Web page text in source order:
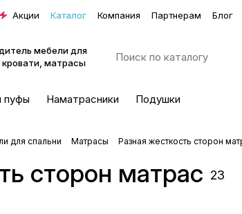
Акции Каталог Компания Партнерам Блог
мебели для
кровати, матрасы
пуфы Наматрасники Подушки
для спальни Матрасы Разная жесткость сторон
сторон матрас 23
1000 пружин на спальное